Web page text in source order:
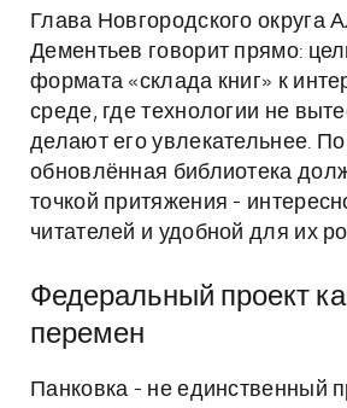
Глава Новгородского округа
Дементьев говорит прямо:
формата «склада книг» к
среде, где технологии не
делают его увлекательнее.
обновлённая библиотека
точкой притяжения -
читателей и удобной для их
Федеральный проект
перемен
Панковка - не единственный